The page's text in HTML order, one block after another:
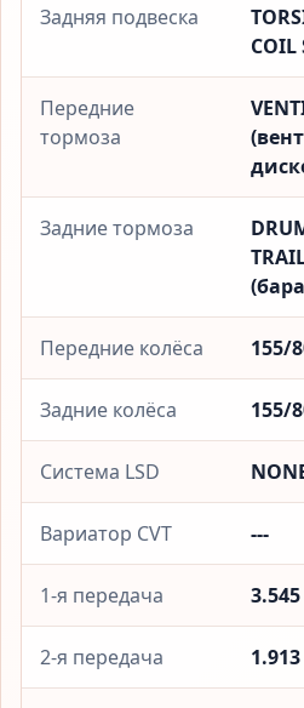
Задняя подвеска
COIL
Передние
тормоза
Задние тормоза
Передние колёса 155/
Задние колёса 155/
Система LSD
Вариатор CVT ---
1-я передача 3.545
2-я передача 1.913